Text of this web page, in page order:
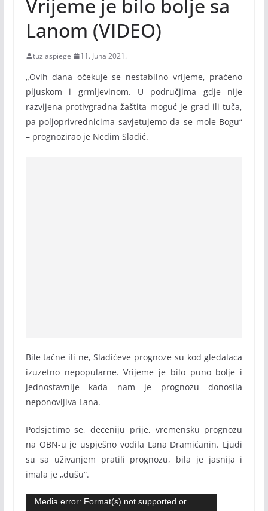
Vrijeme je bilo bolje sa
Lanom (VIDEO)
tuzlaspiegel 11. Juna 2021.
„Ovih dana očekuje se nestabilno vrijeme, praćeno
pljuskom i grmljevinom. U područjima gdje nije
razvijena protivgradna žaštita moguć je grad ili tuča,
pa poljoprivrednicima savjetujemo da se mole Bogu“
– prognozirao je Nedim Sladić.
Bile tačne ili ne, Sladićeve prognoze su kod gledalaca
izuzetno nepopularne. Vrijeme je bilo puno bolje i
jednostavnije kada nam je prognozu donosila
neponovljiva Lana.
Podsjetimo se, deceniju prije, vremensku prognozu
na OBN-u je uspješno vodila Lana Dramićanin. Ljudi
su sa uživanjem pratili prognozu, bila je jasnija i
imala je „dušu“.
Video
Media error: Format(s) not supported or